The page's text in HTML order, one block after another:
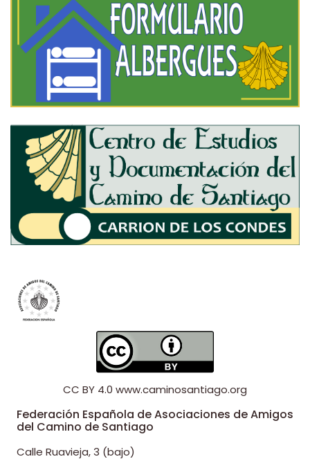
CC BY 4.0 www.caminosantiago.org
Federación Española de Asociaciones de Amigos
del Camino de Santiago
Calle Ruavieja, 3 (bajo)